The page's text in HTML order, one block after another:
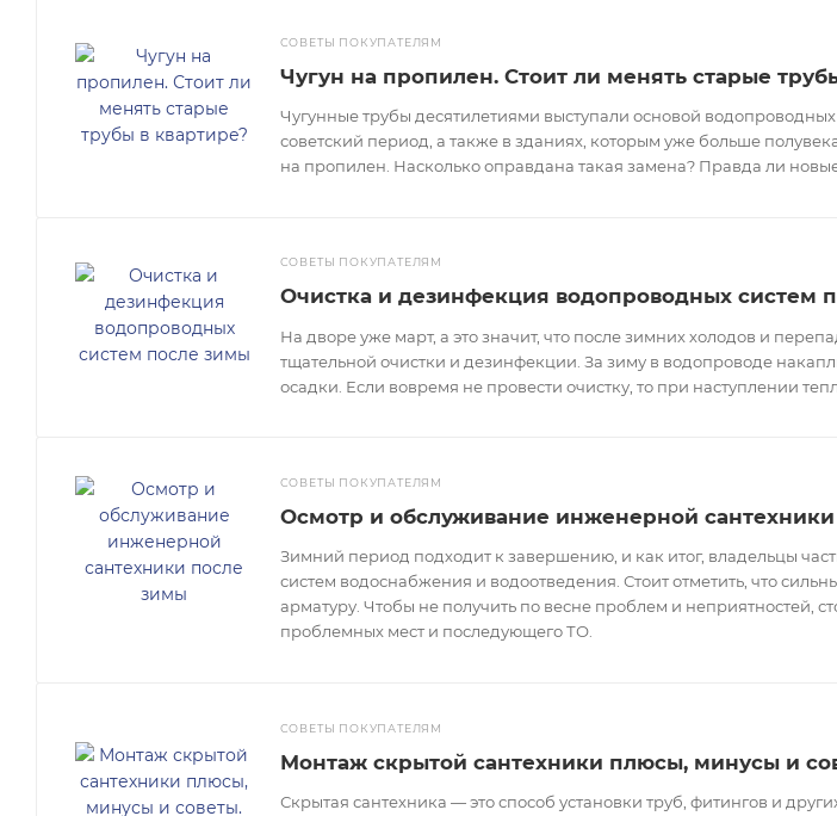
СОВЕТЫ ПОКУПАТЕЛЯМ
Чугун на пропилен. Стоит ли менять старые
Чугунные трубы десятилетиями выступали основой
советский период, а также в зданиях, которым уже больше
на пропилен. Насколько оправдана такая замена? Правда ли
СОВЕТЫ ПОКУПАТЕЛЯМ
Очистка и дезинфекция водопроводных систем
На дворе уже март, а это значит, что после зимних холодов и
тщательной очистки и дезинфекции. За зиму в водопроводе
осадки. Если вовремя не провести очистку, то при наступлении
СОВЕТЫ ПОКУПАТЕЛЯМ
Осмотр и обслуживание инженерной
Зимний период подходит к завершению, и как итог, владельцы
систем водоснабжения и водоотведения. Стоит отметить, что
арматуру. Чтобы не получить по весне проблем и неприятностей,
проблемных мест и последующего ТО.
СОВЕТЫ ПОКУПАТЕЛЯМ
Монтаж скрытой сантехники плюсы, минусы и
Скрытая сантехника — это способ установки труб, фитингов и